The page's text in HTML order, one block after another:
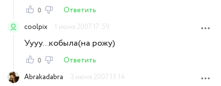
0
Ответить
coolpix
1 июня 2007 17:59
Уууу...кобыла(на рожу)
0
Ответить
Abrakadabra
3 июня 2007 13:14